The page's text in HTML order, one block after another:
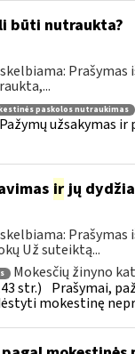
būti nutraukta?
Prašymas
paskolos nutraukimas
užsakymas
irjų
Prašymas
Už suteiktą...
Mokesčių žinyno
str.) Prašymai,
mokestinę